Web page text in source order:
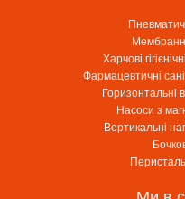
Харчові
Фармацевтичні
Горизонтальні
Насоси з
Вертикальні